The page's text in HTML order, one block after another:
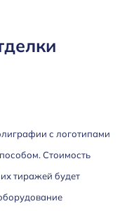
с логотипами
Стоимость
тиражей будет